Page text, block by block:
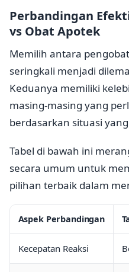
Perbandingan
vs Obat Apotek
Memilih antara
seringkali menjadi
Keduanya memiliki
masing-masing yang
berdasarkan situasi
Tabel di bawah ini
secara umum untuk
pilihan terbaik dalam
Aspek Perbandingan
Kecepatan Reaksi